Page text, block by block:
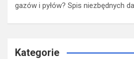
gazów i pyłów? Spis niezbędnych
Kategorie